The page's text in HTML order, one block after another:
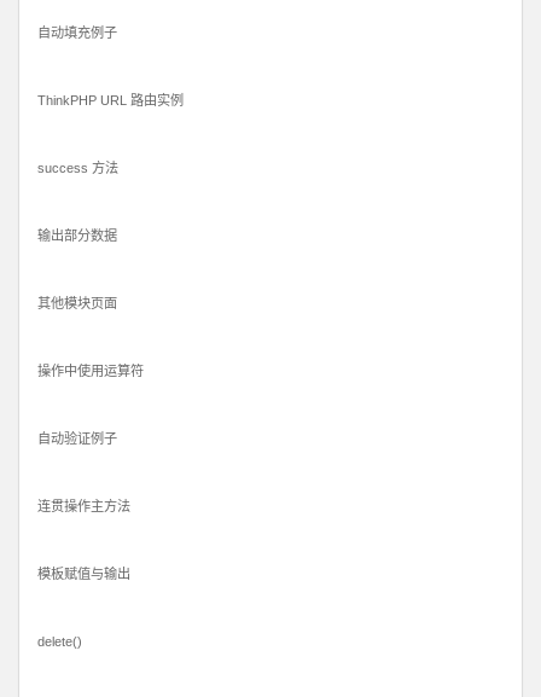
自动填充例子
ThinkPHP URL 路由实例
success 方法
输出部分数据
其他模块页面
操作中使用运算符
自动验证例子
连贯操作主方法
模板赋值与输出
delete()